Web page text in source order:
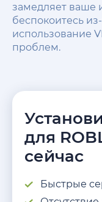
замедляет ваше
беспокоитесь
использование
проблем.
для
сейчас
Быстрые